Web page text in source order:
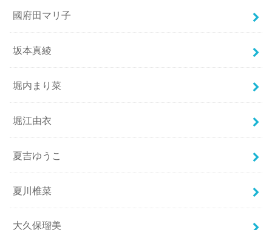
國府田マリ子
坂本真綾
堀内まり菜
堀江由衣
夏吉ゆうこ
夏川椎菜
大久保瑠美